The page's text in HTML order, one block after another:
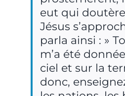
eut qui
Jésus
parla ainsi : »
m’a été
ciel et sur la
donc,